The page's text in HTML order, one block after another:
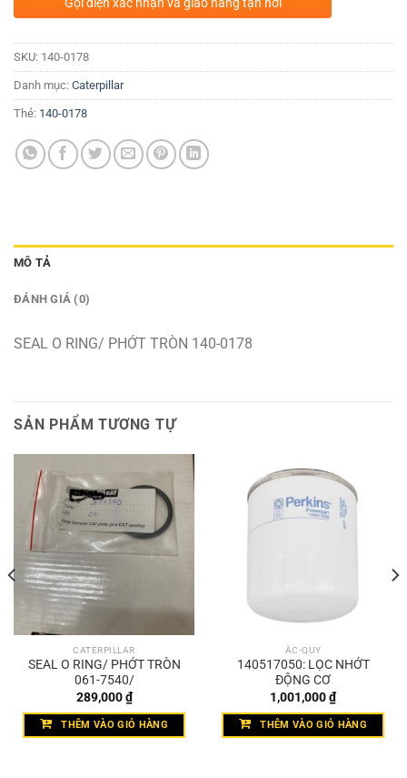
SKU: 140-0178
Danh mục: Caterpillar
Thẻ: 140-0178
MÔ TẢ
ĐÁNH GIÁ (0)
SEAL O RING/ PHỚT TRÒN 140-0178
SẢN PHẨM TƯƠNG TỰ
CATERPILLAR
SEAL O RING/ PHỚT TRÒN
061-7540/
289,000₫
THÊM VÀO GIỎ HÀNG
ẮC-QUY
140517050: LỌC NHỚT
ĐỘNG CƠ
1,001,000₫
THÊM VÀO GIỎ HÀNG